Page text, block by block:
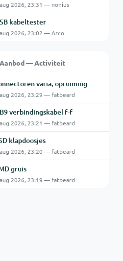
2026, 23:31 — nonius
kabeltester
2026, 23:02 — Arco
— Activiteit
varia, opruiming
2026, 23:29 — fatbeard
verbindingskabel f-f
2026, 23:21 — fatbeard
klapdoosjes
2026, 23:20 — fatbeard
gruis
2026, 23:19 — fatbeard